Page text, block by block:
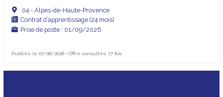
04 - Alpes-de-Haute-Provence
Contrat d’apprentissage (24 mois)
Prise de poste : 01/09/2026
Publiée le 07/08/2026 • Offre consultée 77 fois